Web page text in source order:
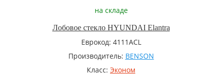
на складе
Лобовое стекло HYUNDAI Elantra
Еврокод: 4111ACL
Производитель: BENSON
Класс: Эконом